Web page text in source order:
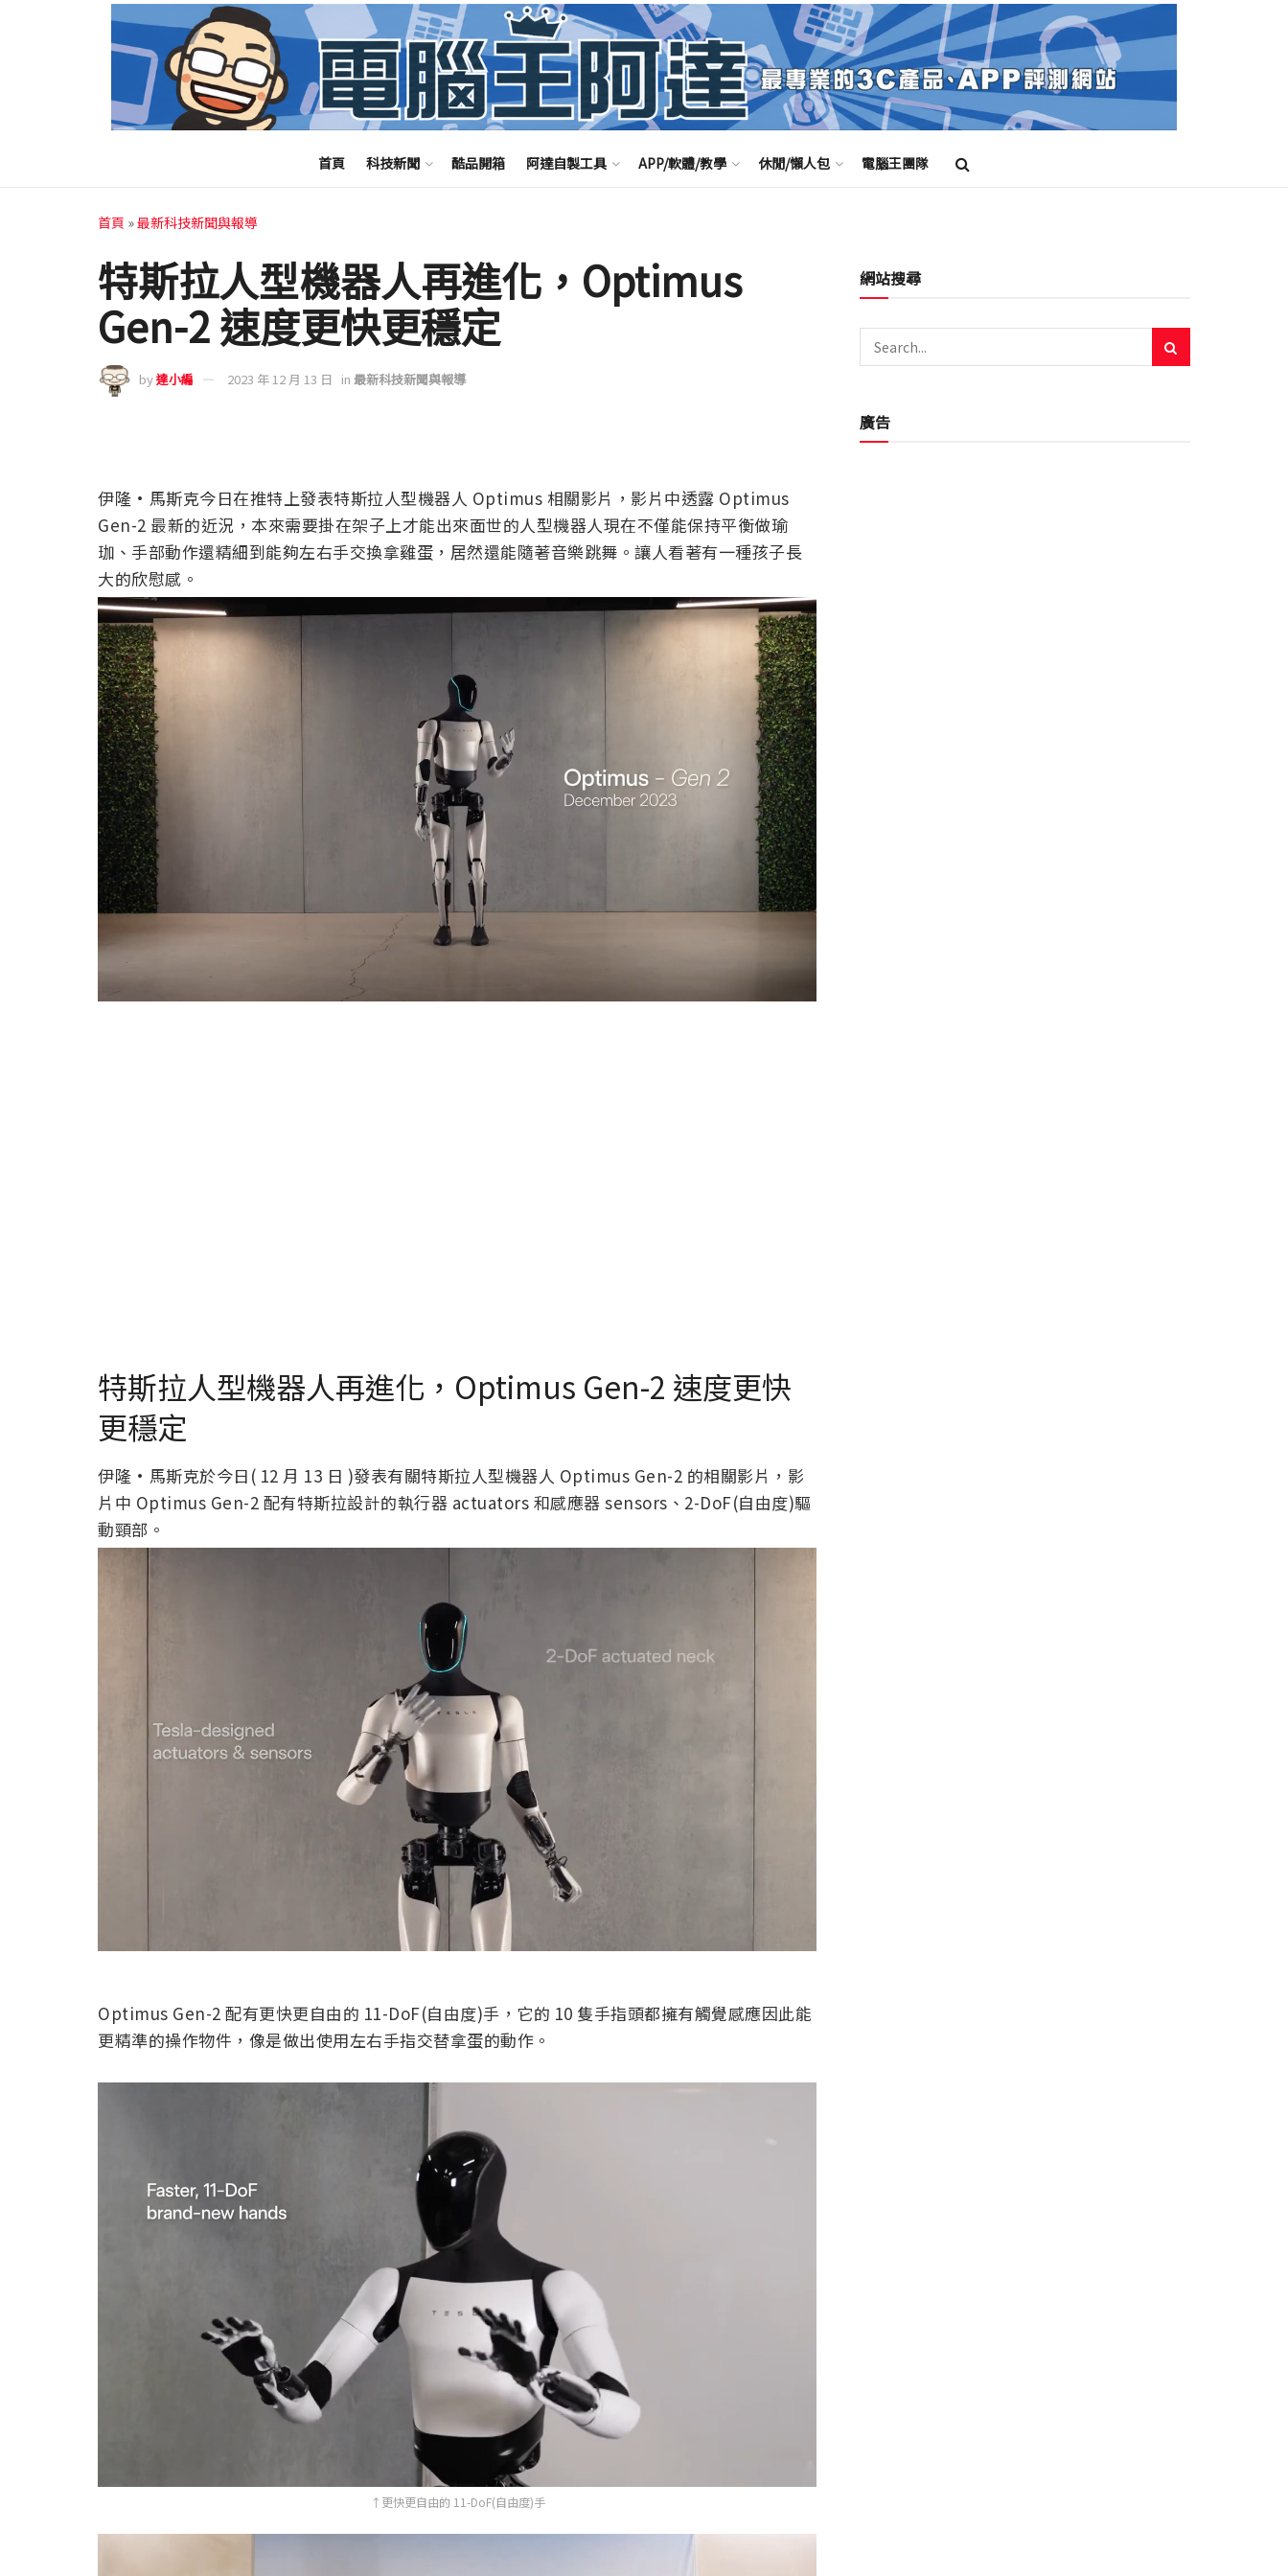
首頁 科技新聞 酷品開箱 阿達自製工具 APP/軟體/教學 休閒/懶人包 電腦王團隊
首頁 »最新科技新聞與報導
特斯拉人型機器人再進化，Optimus
Gen-2 速度更快更穩定
by達小編 2023 年 12 月 13 日 in 最新科技新聞與報導
伊隆·馬斯克今日在推特上發表特斯拉人型機器人 Optimus 相關影片，影片中透露 Optimus
Gen-2 最新的近況，本來需要掛在架子上才能出來面世的人型機器人現在不僅能保持平衡做瑜
珈、手部動作還精細到能夠左右手交換拿雞蛋，居然還能隨著音樂跳舞。讓人看著有一種孩子長
大的欣慰感。
特斯拉人型機器人再進化，Optimus Gen-2 速度更快
更穩定
伊隆·馬斯克於今日( 12 月 13 日 )發表有關特斯拉人型機器人 Optimus Gen-2 的相關影片，影
片中 Optimus Gen-2 配有特斯拉設計的執行器 actuators 和感應器 sensors、2-DoF(自由度)驅
動頸部。
Optimus Gen-2 配有更快更自由的 11-DoF(自由度)手，它的 10 隻手指頭都擁有觸覺感應因此能
更精準的操作物件，像是做出使用左右手指交替拿蛋的動作。
↑更快更自由的 11-DoF(自由度)手
網站搜尋
廣告